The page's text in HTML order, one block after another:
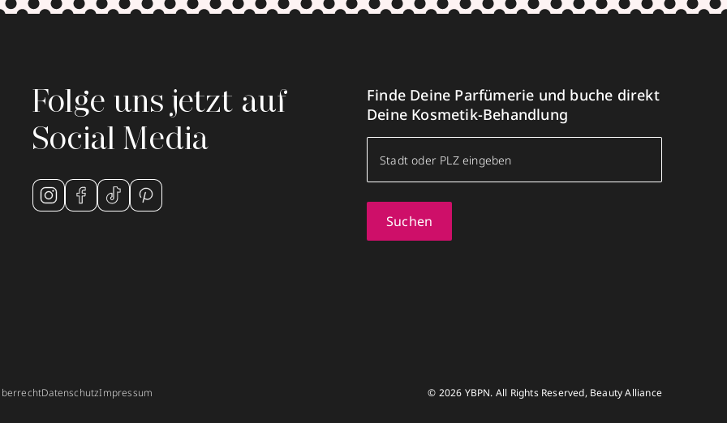
Folge uns jetzt auf
Social Media
Finde Deine Parfümerie und buche direkt
Deine Kosmetik-Behandlung
Suchen
DatenschutzImpressum © 2026 YBPN. All Rights Reserved, Beauty Alliance